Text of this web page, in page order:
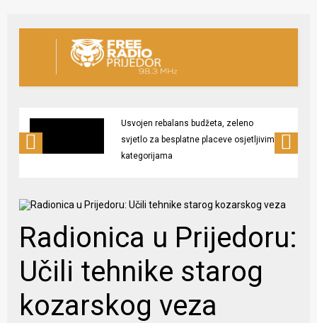
Usvojen rebalans budžeta, zeleno
svjetlo za besplatne placeve osjetljivim
kategorijama
Radionica u Prijedoru:
Učili tehnike starog
kozarskog veza